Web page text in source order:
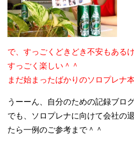
で、すっごくどきどき不安もあるけ
すっごく楽しい＾＾
まだ始まったばかりのソロプレナ
うーーん、自分のための記録ブロ
でも、ソロプレナに向けて会社の
たら一例のご参考まで＾＾